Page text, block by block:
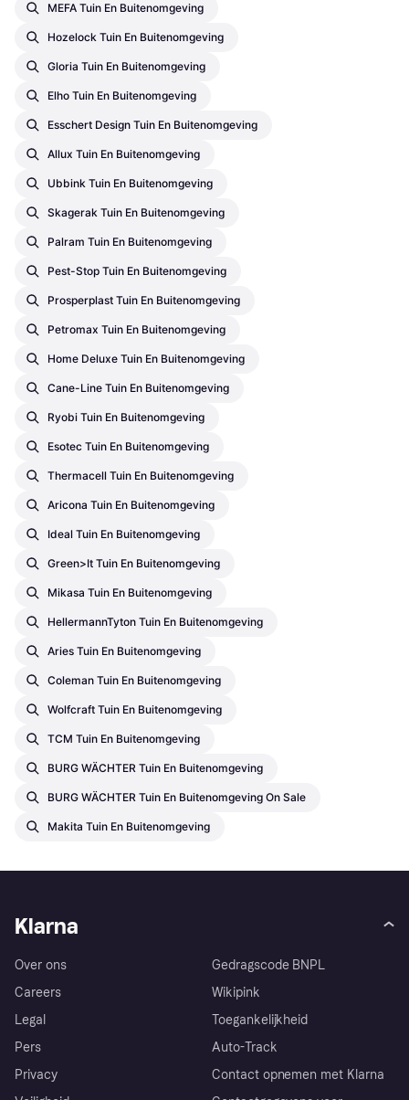
MEFA Tuin En Buitenomgeving
Hozelock Tuin En Buitenomgeving
Gloria Tuin En Buitenomgeving
Elho Tuin En Buitenomgeving
Esschert Design Tuin En Buitenomgeving
Allux Tuin En Buitenomgeving
Ubbink Tuin En Buitenomgeving
Skagerak Tuin En Buitenomgeving
Palram Tuin En Buitenomgeving
Pest-Stop Tuin En Buitenomgeving
Prosperplast Tuin En Buitenomgeving
Petromax Tuin En Buitenomgeving
Home Deluxe Tuin En Buitenomgeving
Cane-Line Tuin En Buitenomgeving
Ryobi Tuin En Buitenomgeving
Esotec Tuin En Buitenomgeving
Thermacell Tuin En Buitenomgeving
Aricona Tuin En Buitenomgeving
Ideal Tuin En Buitenomgeving
Green>it Tuin En Buitenomgeving
Mikasa Tuin En Buitenomgeving
HellermannTyton Tuin En Buitenomgeving
Aries Tuin En Buitenomgeving
Coleman Tuin En Buitenomgeving
Wolfcraft Tuin En Buitenomgeving
TCM Tuin En Buitenomgeving
BURG WÄCHTER Tuin En Buitenomgeving
BURG WÄCHTER Tuin En Buitenomgeving On Sale
Makita Tuin En Buitenomgeving
Klarna
Over ons
Careers
Legal
Pers
Privacy
Gedragscode BNPL
Wikipink
Toegankelijkheid
Auto-Track
Contact opnemen met Klarna